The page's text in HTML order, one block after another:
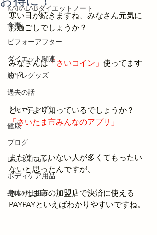
KARALABダイエットノート
食事
ビフォーアフター
ダイエット関連
筋トレグッズ
過去の話
トレーニング
健康
ブログ
Diet & Health
ボディケア用品
身体の仕組み
寒い日が続きますね、みなさん元気に
お過ごしでしょうか？
みなさんは「さいコイン」 使ってます
か？
というより知っているでしょうか？
「さいたま市みんなのアプリ」
まだ使っていない人が多くてもったい
ないと思ったんですが、
さいたま市の加盟店で決済に使える
PAYPAYといえばわかりやすいですね。